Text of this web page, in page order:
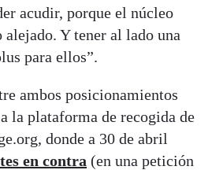
acudir, porque el núcleo
alejado. Y tener al lado una
para ellos”.
ambos posicionamientos
la plataforma de recogida de
donde a 30 de abril
en contra (en una petición